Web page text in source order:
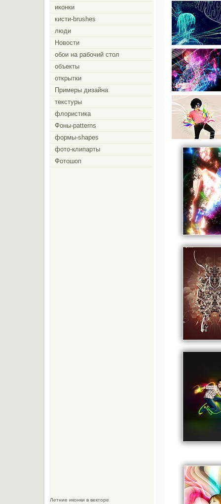
иконки
кисти-brushes
люди
Новости
обои на рабочий стол
объекты
открытки
Примеры дизайна
текстуры
флористика
Фоны-patterns
формы-shapes
фото-клипарты
Фотошоп
Летние иконки в векторе